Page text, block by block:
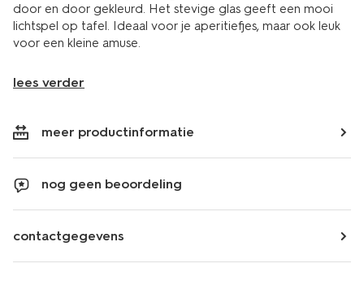
door en door gekleurd. Het stevige glas geeft een mooi
lichtspel op tafel. Ideaal voor je aperitiefjes, maar ook leuk
voor een kleine amuse.
lees verder
meer productinformatie
nog geen beoordeling
contactgegevens